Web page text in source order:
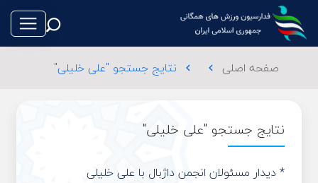
صفحه اصلی chevron_left
chevron_left نتایج جستجو "علی خلیلی"
نتایج جستجو "علی خلیلی"
* دیدار مسئولان انجمن داژبال با علی خلیلی
طناب بازی